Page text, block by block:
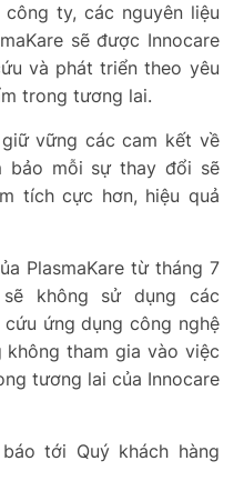
ty, các nguyên liệu
sẽ được Innocare
và phát triển theo yêu
trong tương lai.
vững các cam kết về
bảo mỗi sự thay đổi sẽ
tích cực hơn, hiệu quả
PlasmaKare từ tháng 7
không sử dụng các
ứng dụng công nghệ
tham gia vào việc
tương lai của Innocare
tới Quý khách hàng